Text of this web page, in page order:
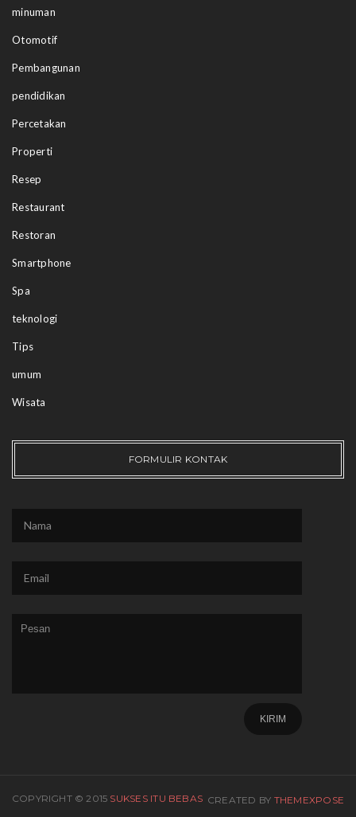
minuman
Otomotif
Pembangunan
pendidikan
Percetakan
Properti
Resep
Restaurant
Restoran
Smartphone
Spa
teknologi
Tips
umum
Wisata
FORMULIR KONTAK
COPYRIGHT © 2015 SUKSES ITU BEBAS CREATED BY THEMEXPOSE